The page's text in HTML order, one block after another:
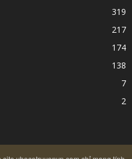
319
217
174
138
7
2